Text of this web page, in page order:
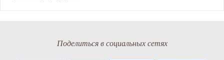
Поделиться в социальных сетях